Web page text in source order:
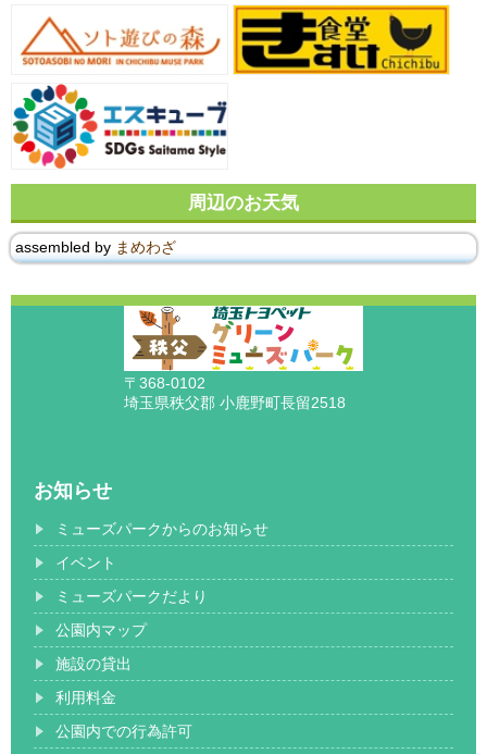
周辺のお天気
assembled by まめわざ
〒368-0102
埼玉県秩父郡 小鹿野町長留2518
お知らせ
ミューズパークからのお知らせ
イベント
ミューズパークだより
公園内マップ
施設の貸出
利用料金
公園内での行為許可